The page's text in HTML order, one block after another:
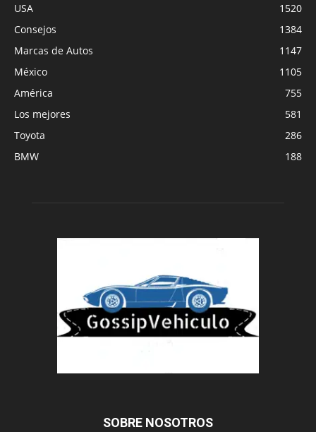
USA
1520
Consejos
1384
Marcas de Autos
1147
México
1105
América
755
Los mejores
581
Toyota
286
BMW
188
SOBRE NOSOTROS